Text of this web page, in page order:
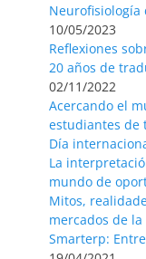
10/05/2023
Reflexiones
20 años de
02/11/2022
Acercando el
estudiantes de
Día
La
mundo de
Mitos,
mercados de
Smarterp: